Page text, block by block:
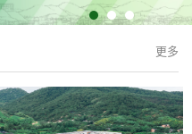
更多